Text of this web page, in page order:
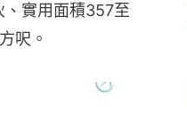
、實用面積357至
呎。